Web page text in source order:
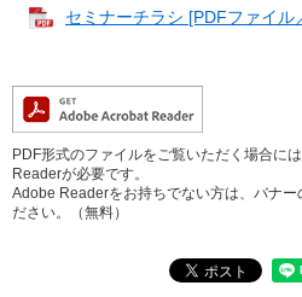
セミナーチラシ [PDFファイル
PDF形式のファイルをご覧いただく場合に
Readerが必要です。
Adobe Readerをお持ちでない方は、バナー
ださい。（無料）